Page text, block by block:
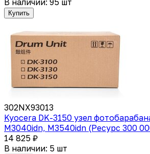
Купить
302NX93013
Kyocera DK-3150 узел
M3040idn, M3540idn (Ресурс 300
14 825 ₽
В наличии: 5 шт